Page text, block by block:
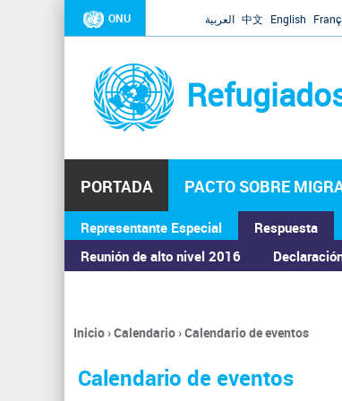
ONU العربية 中文 English
PORTADA PACTO SOBRE
Representante Especial
Respuesta
Reunión de alto nivel 2016
ASAMBLEA GENERAL
Se
encuentra
usted
Inicio›Calendario›Calendario de eventos
Calendario de eventos